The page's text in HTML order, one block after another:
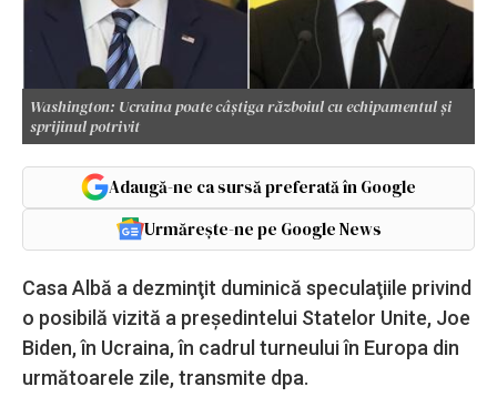
Washington: Ucraina poate câștiga războiul cu echipamentul și
sprijinul potrivit
Adaugă-ne ca sursă preferată în Google
Urmărește-ne pe Google News
Casa Albă a dezminţit duminică speculaţiile privind
o posibilă vizită a preşedintelui Statelor Unite, Joe
Biden, în Ucraina, în cadrul turneului în Europa din
următoarele zile, transmite dpa.